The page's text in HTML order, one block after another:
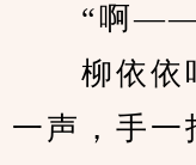
“啊
柳依依吓
一声，手一